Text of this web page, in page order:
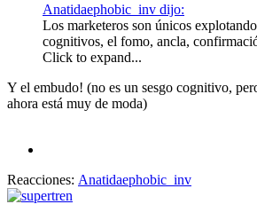
Anatidaephobic_inv dijo:
Los marketeros son únicos
cognitivos, el fomo, ancla,
Click to expand...
Y el embudo! (no es un sesgo cognitivo,
ahora está muy de moda)
Reacciones: Anatidaephobic_inv